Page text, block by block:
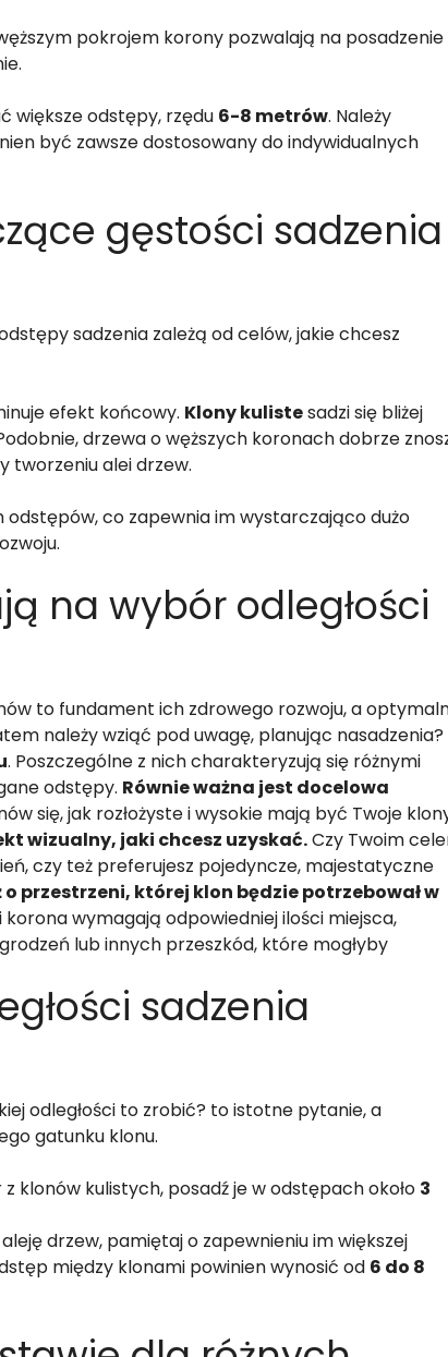
pokrojem korony pozwalają na posadzenie
większe odstępy, rzędu 6-8 metrów. Należy
być zawsze dostosowany do indywidualnych
gęstości sadzenia
sadzenia zależą od celów, jakie chcesz
efekt końcowy. Klony kulistesadzi się bliżej
drzewa o węższych koronach dobrze
tworzeniu alei drzew.
co zapewnia im wystarczająco dużo
na wybór odległości
to fundament ich zdrowego rozwoju, a
należy wziąć pod uwagę, planując nasadzenia?
. Poszczególne z nich charakteryzują się różnymi
odstępy. Równie ważna jest docelowa
się, jak rozłożyste i wysokie mają być Twoje
wizualny, jaki chcesz uzyskać.Czy Twoim
czy też preferujesz pojedyncze, majestatyczne
przestrzeni, której klon będzie potrzebował w
wymagają odpowiedniej ilości miejsca,
lub innych przeszkód, które mogłyby
sadzenia
odległości to zrobić? to istotne pytanie, a
gatunku klonu.
klonów kulistych, posadź je w odstępach około 3
drzew, pamiętaj o zapewnieniu im większej
między klonami powinien wynosić od 6 do 8